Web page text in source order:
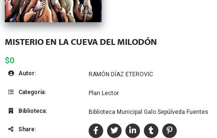
MISTERIO EN LA CUEVA DEL MILODÓN
$0
Autor: RAMÓN DÍAZ ETEROVIC
Categoría: Plan Lector
Biblioteca: Biblioteca Municipal Galo Sepúlveda Fuentes
Share: